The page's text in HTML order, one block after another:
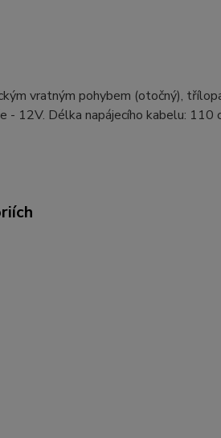
vratným pohybem (otočný),
- 12V. Délka napájecího kabelu: 110